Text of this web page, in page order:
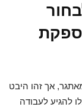
אך זהו היבט
להגיע לעבודה